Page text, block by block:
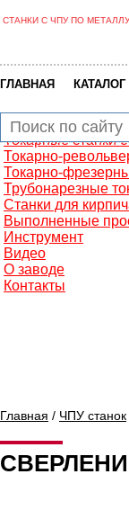
Главная
Фрезерные
Сверлильно-
Промышленные
Токарные
Токарные станки
Токарно-
Токарно-
Трубонарезные
Станки для
Выполненные
Инструмент
Видео
О заводе
Контакты
СТАНКИ С ЧПУ ПО МЕТАЛЛУ
ГЛАВНАЯ
Главная / ЧПУ станок